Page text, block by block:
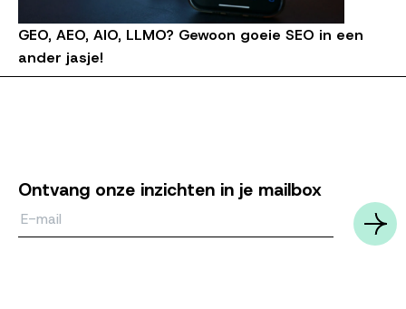
GEO, AEO, AIO, LLMO? Gewoon goeie SEO in een
ander jasje!
Ontvang onze inzichten in je mailbox